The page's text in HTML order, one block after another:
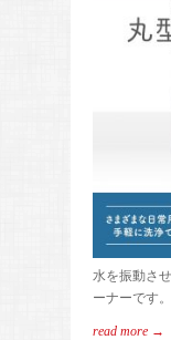
水を振動さ
ーナーです
read more →